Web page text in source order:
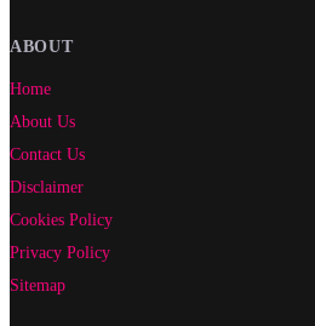
ABOUT
Home
About Us
Contact Us
Disclaimer
Cookies Policy
Privacy Policy
Sitemap